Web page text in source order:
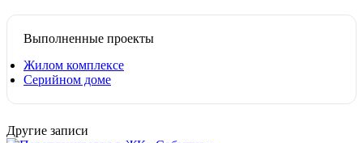
Выполненные проекты
Жилом комплексе
Серийном доме
Другие записи